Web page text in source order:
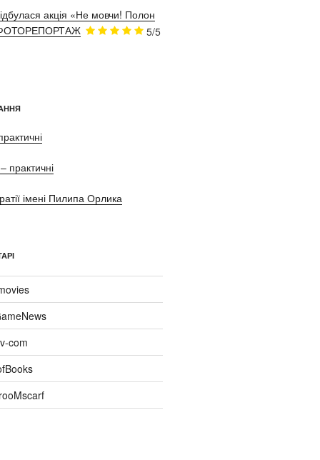
акція «Не мовчи! Полон
ФОТОРЕПОРТАЖ
5/5
практичні
імені Пилипа Орлика
com